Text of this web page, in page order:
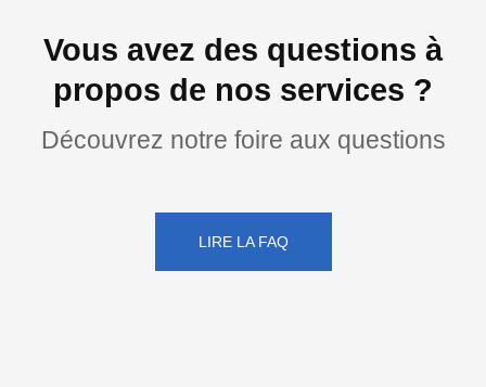
Vous avez des questions à
propos de nos services ?
Découvrez notre foire aux questions
LIRE LA FAQ